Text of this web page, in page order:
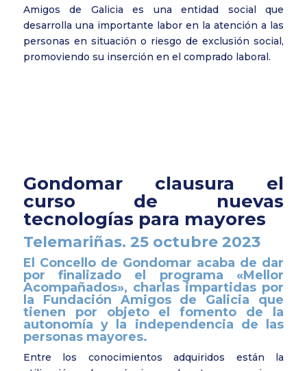
Amigos de Galicia es una entidad social que
desarrolla una importante labor en la atención a las
personas en situación o riesgo de exclusión social,
promoviendo su inserción en el comprado laboral.
Gondomar clausura el
curso de nuevas
tecnologías para mayores
Telemariñas. 25 octubre 2023
El Concello de Gondomar acaba de dar
por finalizado el programa «Mellor
Acompañados», charlas impartidas por
la Fundación Amigos de Galicia que
tienen por objeto el fomento de la
autonomía y la independencia de las
personas mayores.
Entre los conocimientos adquiridos están la